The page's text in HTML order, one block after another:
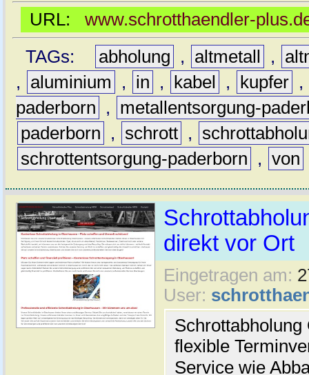
URL: www.schrotthaendler-
TAGs:
abholung , altmetall ,
,
aluminium , in , kabel , kupfer ,
paderborn
,
metallentsorgung-
paderborn
, schrott ,
schrottentsorgung-paderborn
, von
direkt vor Ort
Eingetragen am:
User:
Schrottabholung
flexible
Service wie